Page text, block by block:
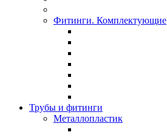
Фитинги. Комплектующие
Трубы и фитинги
Металлопластик